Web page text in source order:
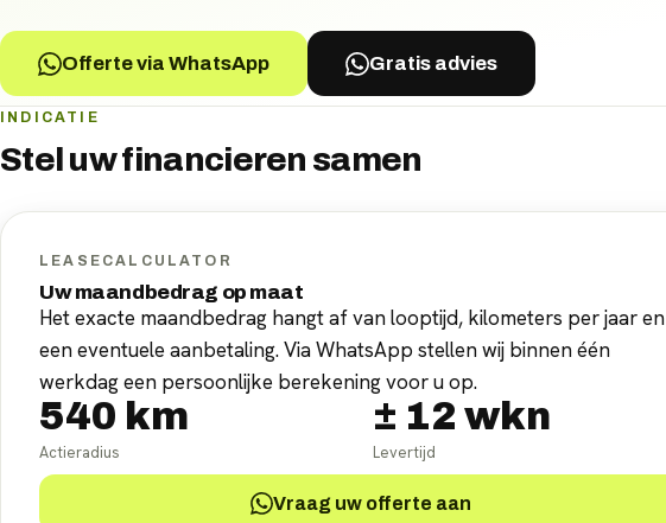
Offerte via WhatsApp Gratis advies
INDICATIE
Stel uwfinancieren samen
LEASECALCULATOR
Uw maandbedrag op maat
Het exacte maandbedrag hangt af van looptijd, kilometers per jaar en
een eventuele aanbetaling. Via WhatsApp stellen wij binnen één
werkdag een persoonlijke berekening voor u op.
540 km
Actieradius
± 12 wkn
Levertijd
Vraag uw offerte aan